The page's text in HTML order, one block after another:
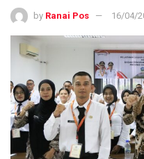
by Ranai Pos 16/04/